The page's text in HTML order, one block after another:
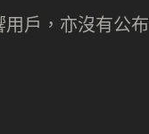
戶，亦沒有公布